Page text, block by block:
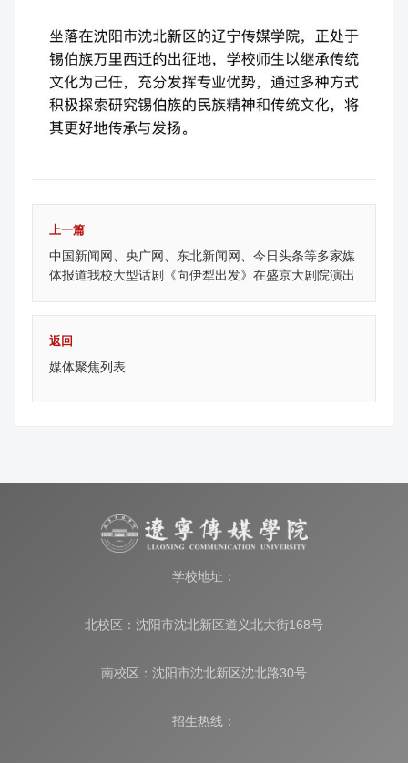
上一篇
中国新闻网、央广网、东北新闻网、今日头条等多家媒
体报道我校大型话剧《向伊犁出发》在盛京大剧院演出
返回
媒体聚焦列表
学校地址：
北校区：沈阳市沈北新区道义北大街168号
南校区：沈阳市沈北新区沈北路30号
招生热线：